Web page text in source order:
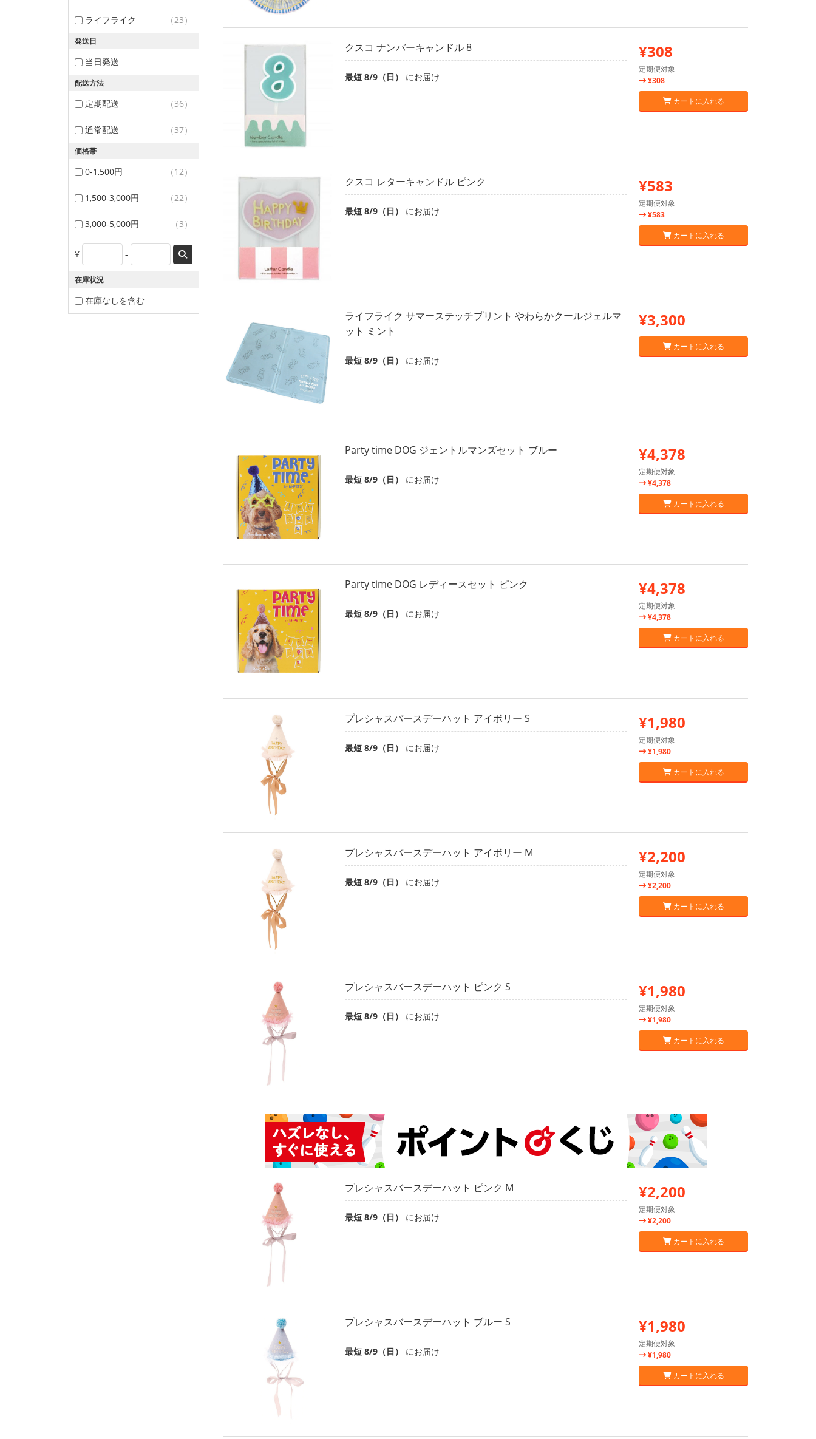
ライフライク （23）
発送日
当日発送
配送方法
定期配送 （36）
通常配送 （37）
価格帯
0-1,500円 （12）
1,500-3,000円 （22）
3,000-5,000円 （3）
¥ -
在庫状況
在庫なしを含む
クスコ ナンバーキャンドル 8
最短 8/9（日） にお届け
¥308
定期便対象
¥308
カートに入れる
クスコ レターキャンドル ピンク
最短 8/9（日） にお届け
¥583
定期便対象
¥583
カートに入れる
ライフライク サマーステッチプリント やわらかクールジェルマ
ット ミント
最短 8/9（日） にお届け
¥3,300
カートに入れる
Party time DOG ジェントルマンズセット ブルー
最短 8/9（日） にお届け
¥4,378
定期便対象
¥4,378
カートに入れる
Party time DOG レディースセット ピンク
最短 8/9（日） にお届け
¥4,378
定期便対象
¥4,378
カートに入れる
プレシャスバースデーハット アイボリー S
最短 8/9（日） にお届け
¥1,980
定期便対象
¥1,980
カートに入れる
プレシャスバースデーハット アイボリー M
最短 8/9（日） にお届け
¥2,200
定期便対象
¥2,200
カートに入れる
プレシャスバースデーハット ピンク S
最短 8/9（日） にお届け
¥1,980
定期便対象
¥1,980
カートに入れる
プレシャスバースデーハット ピンク M
最短 8/9（日） にお届け
¥2,200
定期便対象
¥2,200
カートに入れる
プレシャスバースデーハット ブルー S
最短 8/9（日） にお届け
¥1,980
定期便対象
¥1,980
カートに入れる